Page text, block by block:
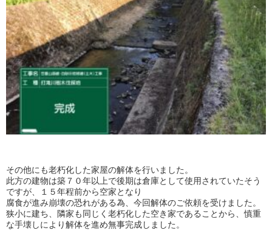
その他にも老朽化した家屋の解体を行いました。
此方の建物は築７０年以上で後期は倉庫として使用されていたそう
ですが、１５年程前から空家となり
腐食が進み崩壊の恐れがある為、今回解体のご依頼を受けました。
狭小に建ち、隣家も同じく老朽化した空き家であることから、慎重
な手壊しにより解体を進め無事完成しました。